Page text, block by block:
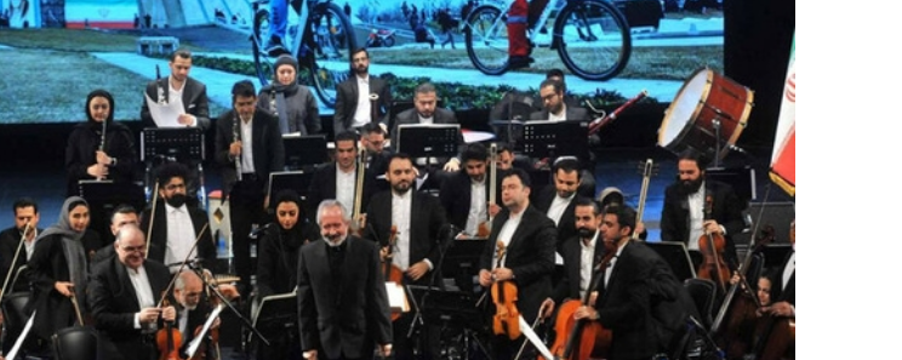
آ
ف
ی
س
ا
ر
ا
ن